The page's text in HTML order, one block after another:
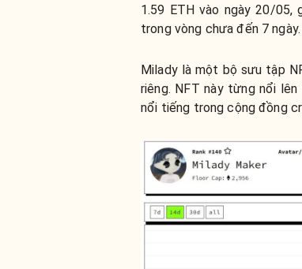
1.59 ETH vào ngày 20/05,
trong vòng chưa đến 7 ngày.
Milady là một bộ sưu tập
riêng. NFT này từng nổi
nổi tiếng trong cộng đồng